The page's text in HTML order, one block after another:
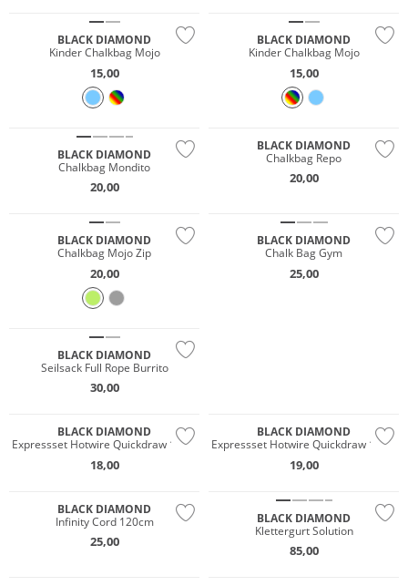
BLACK DIAMOND
Kinder Chalkbag Mojo
15,00
BLACK DIAMOND
Kinder Chalkbag Mojo
15,00
BLACK DIAMOND
Chalkbag Mondito
20,00
BLACK DIAMOND
Chalkbag Repo
20,00
BLACK DIAMOND
Chalkbag Mojo Zip
20,00
BLACK DIAMOND
Chalk Bag Gym
25,00
BLACK DIAMOND
Seilsack Full Rope Burrito
30,00
BLACK DIAMOND
Expressset Hotwire Quickdraw 12cm
18,00
BLACK DIAMOND
Expressset Hotwire Quickdraw 16cm
19,00
BLACK DIAMOND
Infinity Cord 120cm
25,00
BLACK DIAMOND
Klettergurt Solution
85,00